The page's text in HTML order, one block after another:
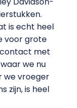
is echt heel
voor grote
contact met
we nu
we vroeger
zijn, is heel